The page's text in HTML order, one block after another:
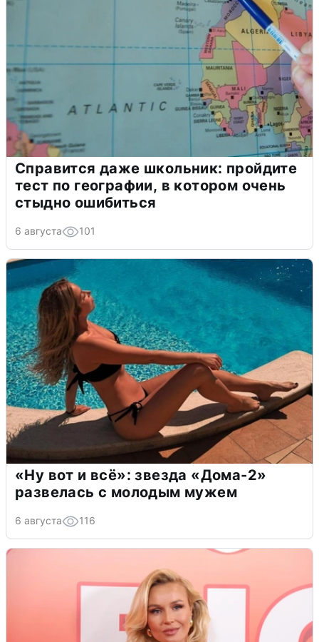
Справится даже школьник: пройдите
тест по географии, в котором очень
стыдно ошибиться
6 августа 101
«Ну вот и всё»: звезда «Дома-2»
развелась с молодым мужем
6 августа 116